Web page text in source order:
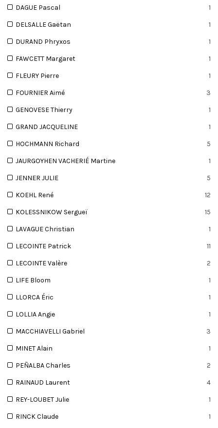
DAGUE Pascal 1
DELSALLE Gaëtan 1
DURAND Phryxos 1
FAWCETT Margaret 1
FLEURY Pierre 1
FOURNIER Aimé 3
GENOVESE Thierry 1
GRAND JACQUELINE 1
HOCHMANN Richard 5
JAURGOYHEN VACHERIÉ Martine 1
JENNER JULIE 5
KOEHL René 12
KOLESSNIKOW Sergueï 15
LAVAGUE Christian 1
LECOINTE Patrick 11
LECOINTE Valère 2
LIFE Bloom 1
LLORCA Éric 1
LOLLIA Angie 1
MACCHIAVELLI Gabriel 3
MINET Alain 1
PEÑALBA Charles 2
RAINAUD Laurent 4
REY-LOUBET Julie 1
RINCK Claude 1